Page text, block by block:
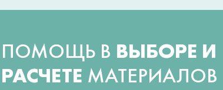
ПОМОЩЬ В ВЫБОРЕ И
РАСЧЕТЕ МАТЕРИАЛОВ